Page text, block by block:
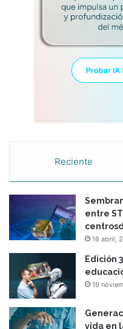
Reciente
entre
16 abril,
Edición
19
vida en